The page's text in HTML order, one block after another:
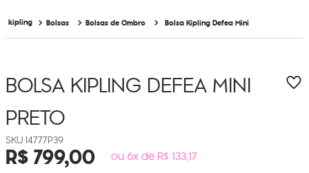
Bolsas Bolsas de Ombro Bolsa Kipling Defea Mini
BOLSA KIPLING DEFEA MINI
PRETO
I4777P39
R$799,00 ou 6x de R$ 133,17